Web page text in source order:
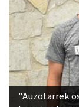
"Auzotarrek